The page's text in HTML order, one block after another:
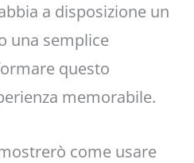
a disposizione un
una semplice
questo
memorabile.
come usare